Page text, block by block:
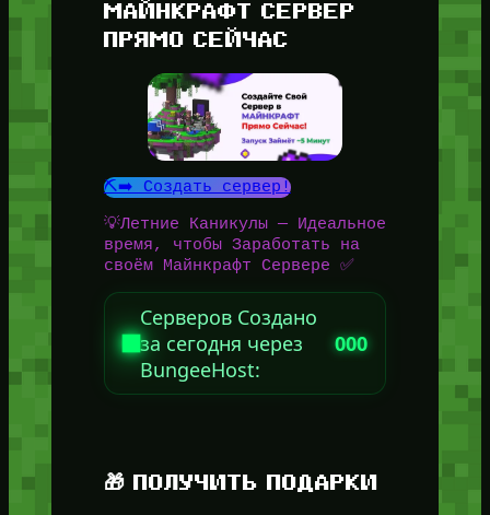
МАЙНКРАФТ СЕРВЕР
ПРЯМО СЕЙЧАС
⛏️➡️ Создать сервер!
💡Летние Каникулы — Идеальное
время, чтобы Заработать на
своём Майнкрафт Сервере ✅
Серверов Создано
за сегодня через
BungeeHost:
000
🎁 ПОЛУЧИТЬ ПОДАРКИ